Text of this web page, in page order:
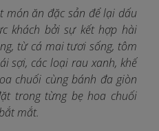
món ăn đặc sản để lại dấu
khách bởi sự kết hợp hài
từ cá mai tươi sống, tôm
sợi, các loại rau xanh, khế
chuối cùng bánh đa giòn
trong từng bẹ hoa chuối
mắt.